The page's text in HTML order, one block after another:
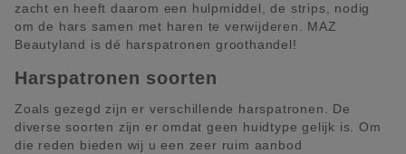
zacht en heeft daarom een hulpmiddel, de strips, nodig
om de hars samen met haren te verwijderen. MAZ
Beautyland is dé harspatronen groothandel!
Harspatronen soorten
Zoals gezegd zijn er verschillende harspatronen. De
diverse soorten zijn er omdat geen huidtype gelijk is. Om
die reden bieden wij u een zeer ruim aanbod